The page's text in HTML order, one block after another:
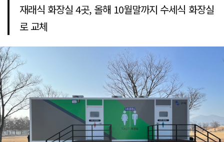
재래식 화장실 4곳, 올해 10월말까지 수세식 화장실
로 교체